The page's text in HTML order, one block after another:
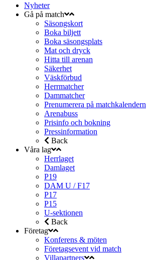
Nyheter
Gå på match
Säsongskort
Boka biljett
Boka säsongsplats
Mat och dryck
Hitta till arenan
Säkerhet
Väskförbud
Herrmatcher
Dammatcher
Prenumerera på matchkalendern
Arenabuss
Prisinfo och bokning
Pressinformation
Back
Våra lag
Herrlaget
Damlaget
P19
DAM U / F17
P17
P15
U-sektionen
Back
Företag
Konferens & möten
Företagsevent vid match
Villapartners